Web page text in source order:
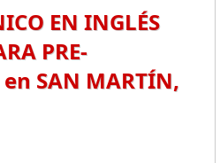
EN INGLÉS
PRE-
en SAN MARTÍN,